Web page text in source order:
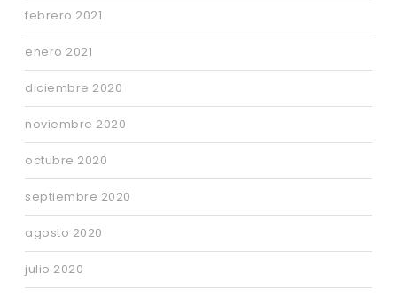
febrero 2021
enero 2021
diciembre 2020
noviembre 2020
octubre 2020
septiembre 2020
agosto 2020
julio 2020